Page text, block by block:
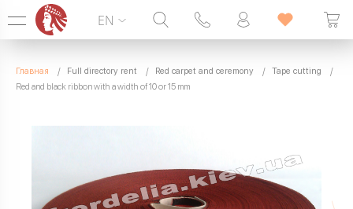
099 338 00 22
SEVEN DAYS A WEEK
EN
Главная Full directory rent Red carpet and ceremony
Tape cutting
Red and black ribbon with a width of 10 or 15 mm